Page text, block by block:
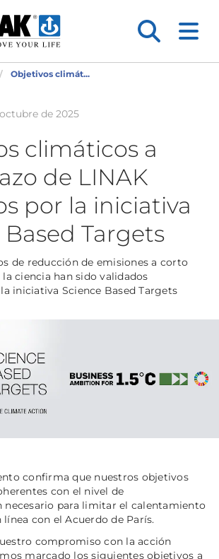
Objetivos climát...
de 2025
climáticos a
de LINAK
por la iniciativa
Based Targets
de reducción de emisiones a corto
la ciencia han sido validados
iniciativa Science Based Targets
confirma que nuestros objetivos
con el nivel de
necesario para limitar el calentamiento
línea con el Acuerdo de París.
compromiso con la acción
marcado los siguientes objetivos a